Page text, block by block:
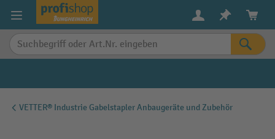
springen
VETTER® Industrie Gabelstapler Anbaugeräte und Zubehör